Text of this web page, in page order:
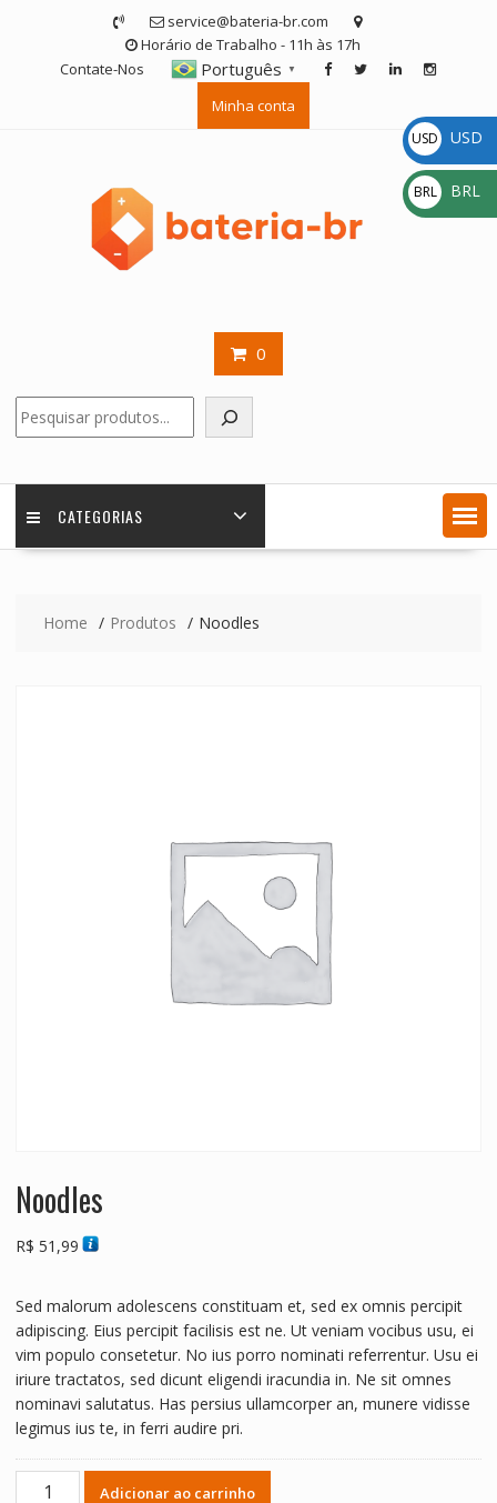
service@bateria-br.com
Horário de Trabalho - 11h às 17h
Contate-Nos
Português ▼
Minha conta
0
CATEGORIAS
Home Produtos Noodles
Noodles
R$ 51,99
Sed malorum adolescens constituam et, sed ex omnis percipit
adipiscing. Eius percipit facilisis est ne. Ut veniam vocibus usu, ei
vim populo consetetur. No ius porro nominati referrentur. Usu ei
iriure tractatos, sed dicunt eligendi iracundia in. Ne sit omnes
nominavi salutatus. Has persius ullamcorper an, munere vidisse
legimus ius te, in ferri audire pri.
Noodles
Adicionar ao carrinho
USD
$
USD
BRL
R$
BRL